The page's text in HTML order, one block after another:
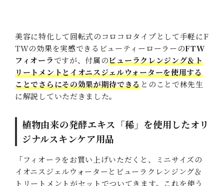
美容に特化して回転式のコロコロタイプとして手軽にF
TWの効果を実感できるビューティーローラーのFTW
フィオーラですが、付属のビューラクレンジング＆ト
リートメントとイオニスジェルウォーターを使用する
ことでさらにその効果が期待できるとのことで林先生
に解説していただきました。
植物由来の発酵エキス「稀」を使用したオリ
ジナルスキンケア用品
「フィオーラをお買い上げいただくと、ミニサイズの
イオニスジェルウォーターとビューラクレンジング＆
トリートメントがセットでついてきます。これを使う